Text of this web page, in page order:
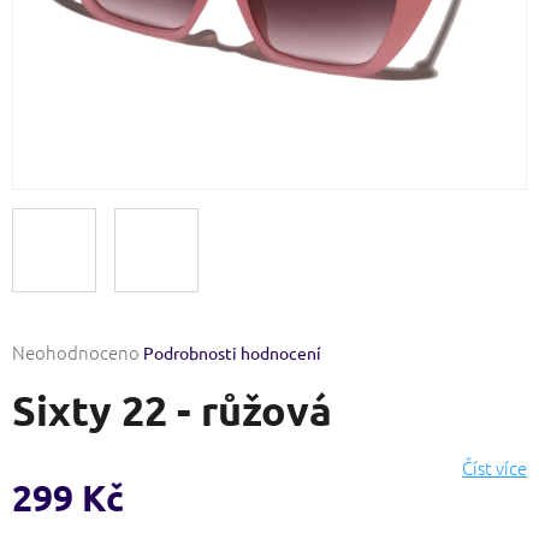
Průměrné
produktu
je
5
hvězdiček.
Neohodnoceno Podrobnosti hodnocení
Sixty 22 - růžová
Číst více
299 Kč